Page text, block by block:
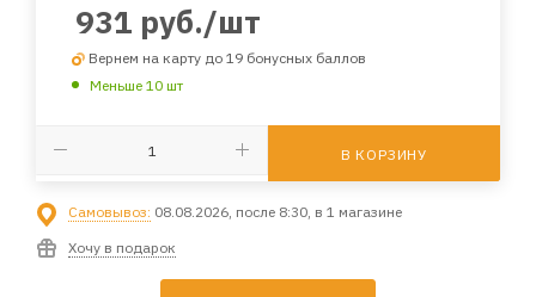
931 руб./шт
Вернем на карту до 19 бонусных баллов
Меньше 10 шт
В КОРЗИНУ
Самовывоз: 08.08.2026, после 8:30, в 1 магазине
Хочу в подарок